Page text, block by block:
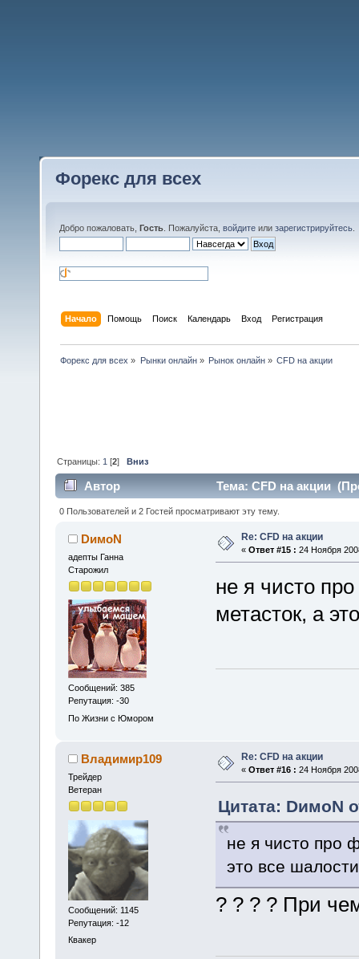
Форекс для всех
Добро пожаловать, Гость . Пожалуйста, войдите или зарегистрируйтесь
Начало Помощь Поиск Календарь Вход Регистрация
Форекс для всех » Рынки онлайн» Рынок онлайн» CFD на акции
Страницы: 1 [2]Вниз
Автор Тема: CFD на акции
0 Пользователей и 2 Гостей просматривают эту тему.
DимоN
адепты Ганна
Старожил
Сообщений: 385
Репутация: -30
По Жизни с Юмором
Re: CFD на акции
« Ответ #15 : 24 Ноября
не я чисто
метасток, а
Владимир109
Трейдер
Ветеран
Сообщений: 1145
Репутация: -12
Квакер
Re: CFD на акции
« Ответ #16 : 24 Ноября
Цитата: DимоN
не я чисто про
это все
? ? ? ? При